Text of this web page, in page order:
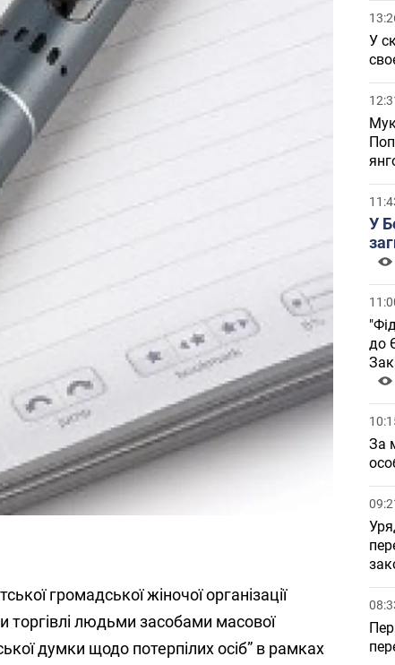
громадської жіночої організації
торгівлі людьми засобами масової
думки щодо потерпілих осіб” в рамках
У
У
до
За